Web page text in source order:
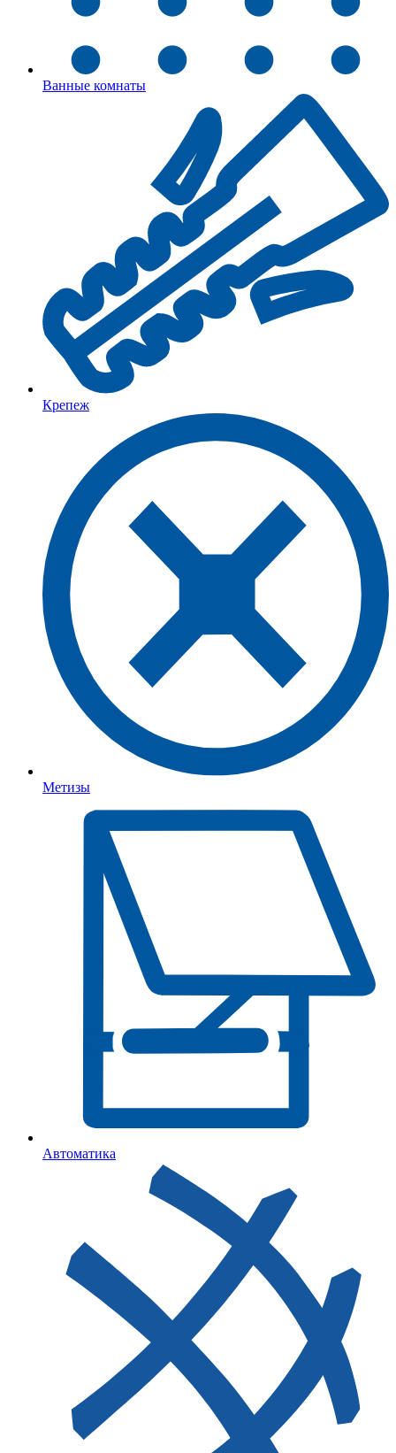
Ванные комнаты
Крепеж
Метизы
Автоматика